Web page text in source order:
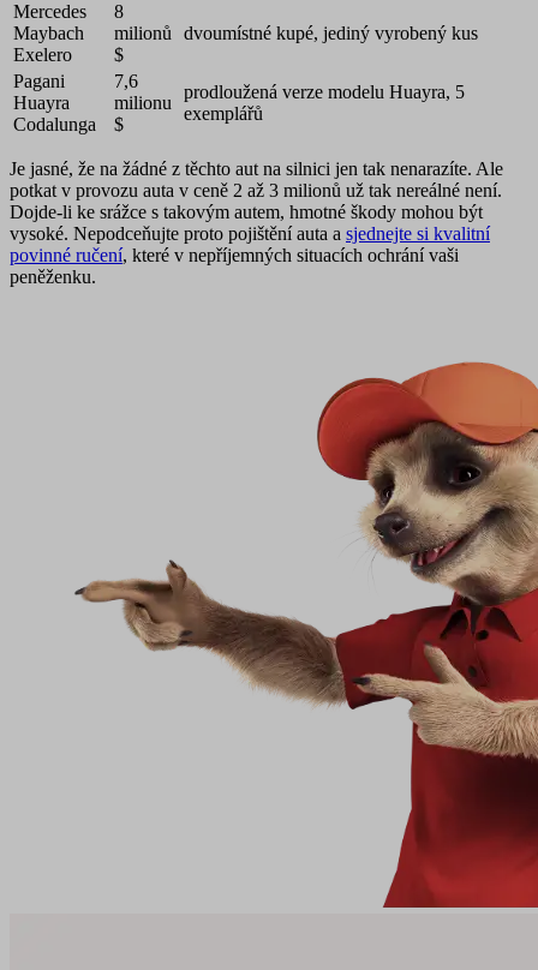
Mercedes
Maybach
Exelero
8
milionů
$
dvoumístné kupé, jediný vyrobený kus
Pagani
Huayra
Codalunga
7,6
milionu
$
prodloužená verze modelu Huayra, 5
exemplářů
Je jasné, že na žádné z těchto aut na silnici jen tak nenarazíte. Ale
potkat v provozu auta v ceně 2 až 3 milionů už tak nereálné není.
Dojde-li ke srážce s takovým autem, hmotné škody mohou být
vysoké. Nepodceňujte proto pojištění auta a sjednejte si kvalitní
povinné ručení, které v nepříjemných situacích ochrání vaši
peněženku.